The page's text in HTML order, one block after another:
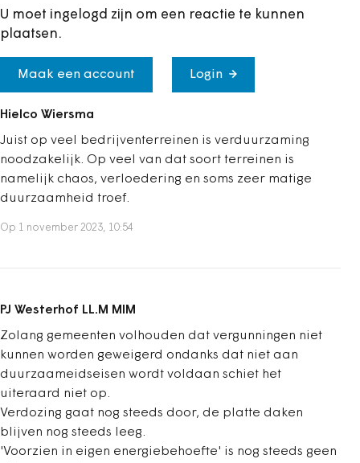
U moet ingelogd zijn om een reactie te kunnen
plaatsen.
Maak een account Login
Hielco Wiersma
Juist op veel bedrijventerreinen is verduurzaming
noodzakelijk. Op veel van dat soort terreinen is
namelijk chaos, verloedering en soms zeer matige
duurzaamheid troef.
Op 1 november 2023, 10:54
PJ Westerhof LL.M MIM
Zolang gemeenten volhouden dat vergunningen niet
kunnen worden geweigerd ondanks dat niet aan
duurzaameidseisen wordt voldaan schiet het
uiteraard niet op.
Verdozing gaat nog steeds door, de platte daken
blijven nog steeds leeg.
'Voorzien in eigen energiebehoefte' is nog steeds geen